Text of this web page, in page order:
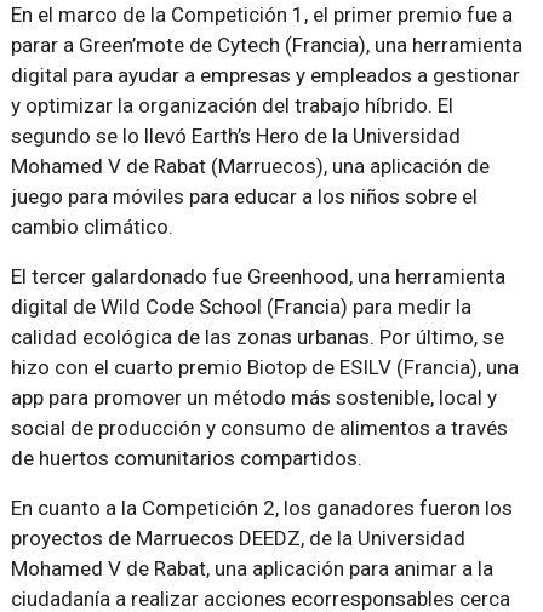
En el marco de la Competición 1, el primer premio fue a
parar a Green’mote de Cytech (Francia), una herramienta
digital para ayudar a empresas y empleados a gestionar
y optimizar la organización del trabajo híbrido. El
segundo se lo llevó Earth’s Hero de la Universidad
Mohamed V de Rabat (Marruecos), una aplicación de
juego para móviles para educar a los niños sobre el
cambio climático.
El tercer galardonado fue Greenhood, una herramienta
digital de Wild Code School (Francia) para medir la
calidad ecológica de las zonas urbanas. Por último, se
hizo con el cuarto premio Biotop de ESILV (Francia), una
app para promover un método más sostenible, local y
social de producción y consumo de alimentos a través
de huertos comunitarios compartidos.
En cuanto a la Competición 2, los ganadores fueron los
proyectos de Marruecos DEEDZ, de la Universidad
Mohamed V de Rabat, una aplicación para animar a la
ciudadanía a realizar acciones ecorresponsables cerca